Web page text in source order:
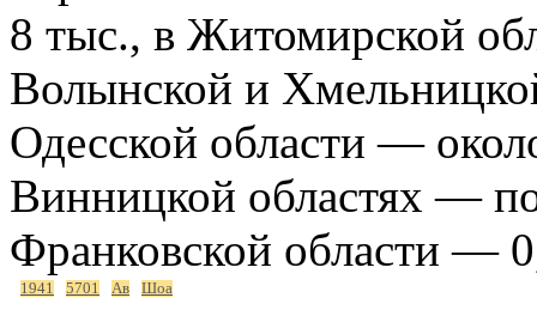
8 тыс., в Житомирской
Волынской и
Одесской области —
Винницкой областях —
Франковской области —
1941 5701 Ав Шоа